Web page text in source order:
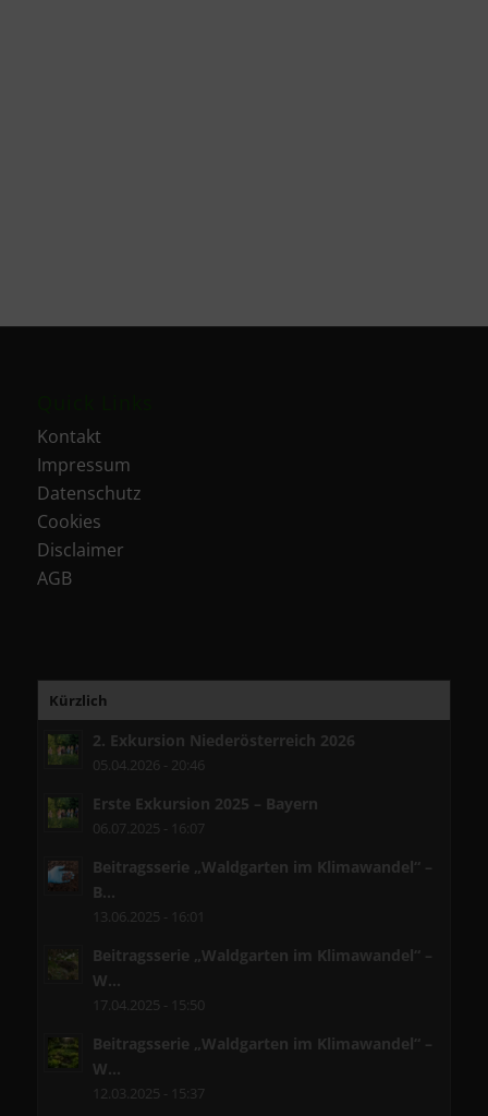
Kontakt
Impressum
Datenschutz
Cookies
Disclaimer
AGB
Kürzlich
2. Exkursion Niederösterreich 2026
05.04.2026 - 20:46
Erste Exkursion 2025 – Bayern
06.07.2025 - 16:07
Beitragsserie „Waldgarten im Klimawandel“ –
B...
13.06.2025 - 16:01
Beitragsserie „Waldgarten im Klimawandel“ –
W...
17.04.2025 - 15:50
Beitragsserie „Waldgarten im Klimawandel“ –
W...
12.03.2025 - 15:37